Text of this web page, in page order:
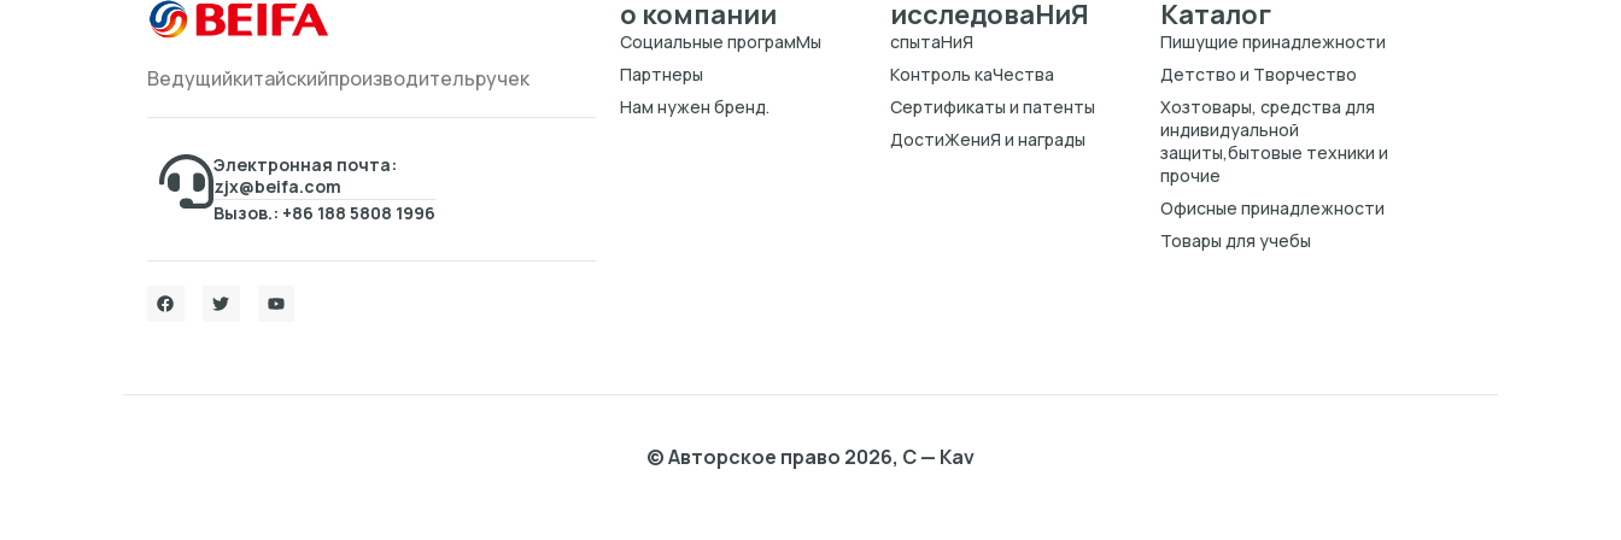
Ведущийкитайскийпроизводительручек
Электронная почта:
zjx@beifa.com
Вызов.: +86 188 5808 1996
о компании
Cоциальные програмMы
Партнеры
Нам нужен бренд.
исследоваHиЯ
спытаHиЯ
Kонтроль каЧества
Cертификаты и патенты
ДостиЖениЯ и награды
Каталог
Пишущие принадлежности
Детство и Творчество
Хозтовары, средства для
индивидуальной
защиты,бытовые техники и
прочие
Офисные принадлежности
Товары для учебы
© Авторское право 2026, C — Kav